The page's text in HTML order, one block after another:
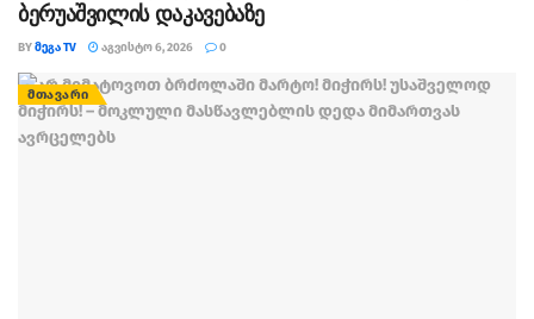
ბერუაშვილის დაკავებაზე
BYᲛᲔᲒᲐ TV ᲐᲒᲕᲘᲡᲢᲝ 6, 2026 0
ᲛᲗᲐᲕᲐᲠᲘ